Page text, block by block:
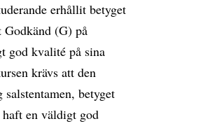
erhållit betyget
Godkänd (G) på
god kvalité på sina
krävs att den
betyget
en väldigt god